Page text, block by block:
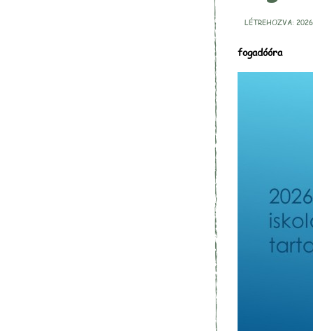
LÉTREHOZVA:
fogadóóra